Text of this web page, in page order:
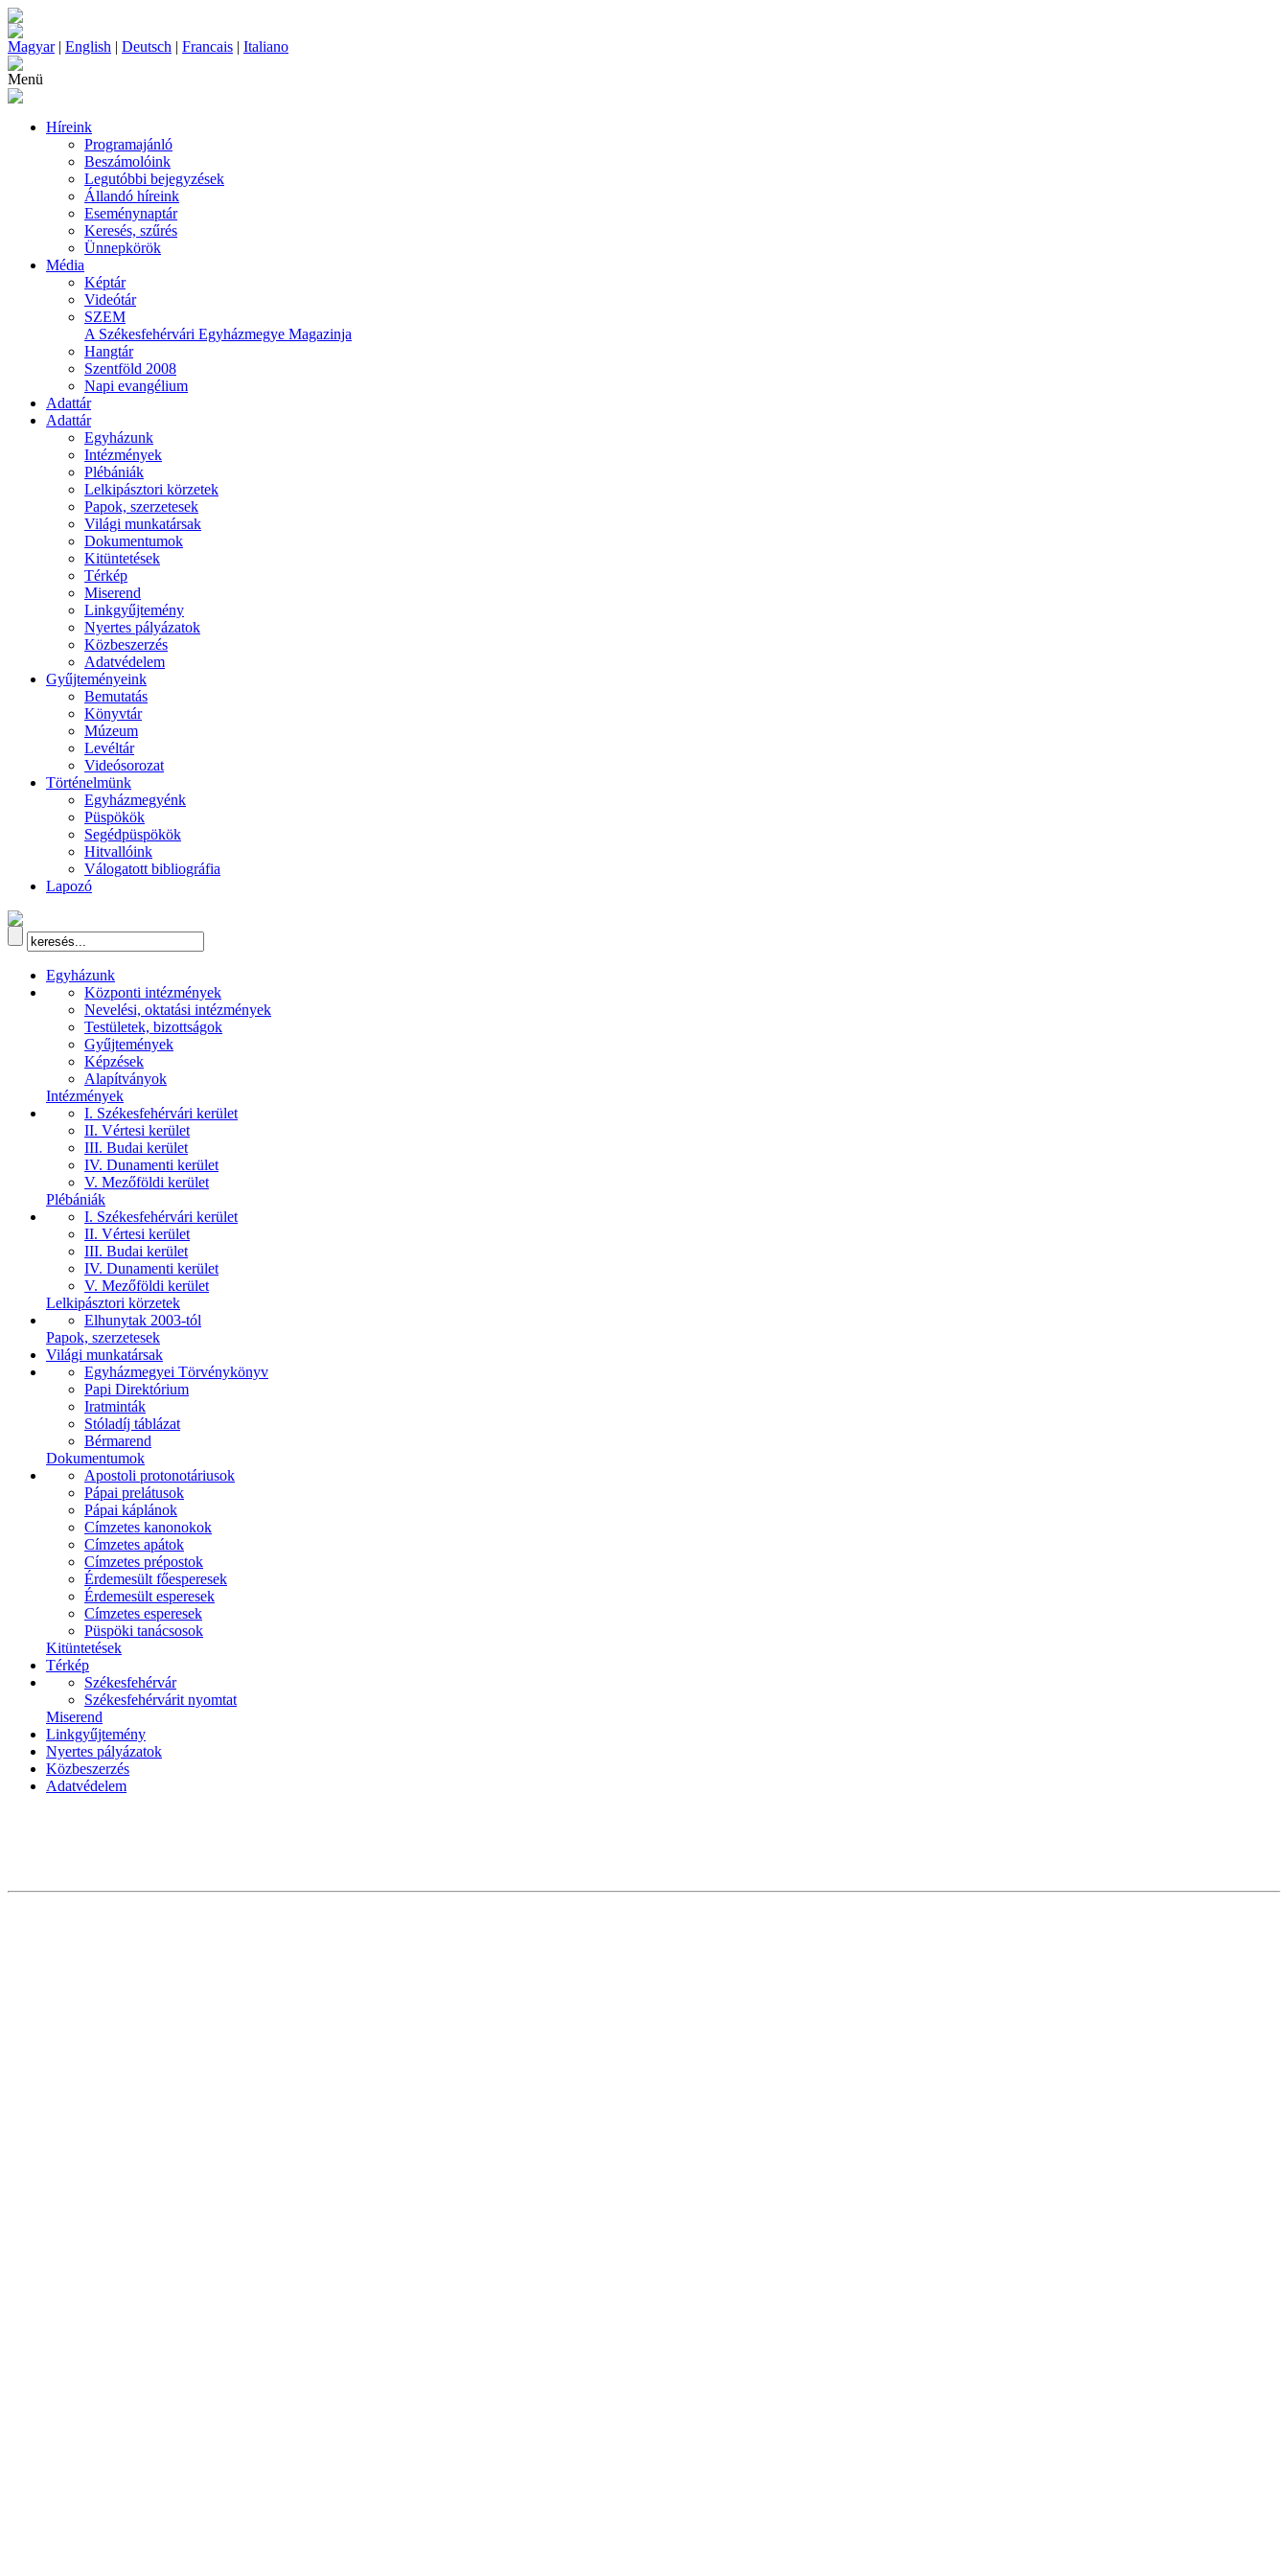
Magyar| English | Deutsch | Francais | Italiano
Menü
Híreink
Programajánló
Beszámolóink
Legutóbbi bejegyzések
Állandó híreink
Eseménynaptár
Keresés, szűrés
Ünnepkörök
Média
Képtár
Videótár
SZEM
A Székesfehérvári Egyházmegye Magazinja
Hangtár
Szentföld 2008
Napi evangélium
Adattár
Adattár
Egyházunk
Intézmények
Plébániák
Lelkipásztori körzetek
Papok, szerzetesek
Világi munkatársak
Dokumentumok
Kitüntetések
Térkép
Miserend
Linkgyűjtemény
Nyertes pályázatok
Közbeszerzés
Adatvédelem
Gyűjteményeink
Bemutatás
Könyvtár
Múzeum
Levéltár
Videósorozat
Történelmünk
Egyházmegyénk
Püspökök
Segédpüspökök
Hitvallóink
Válogatott bibliográfia
Lapozó
Egyházunk
Központi intézmények
Nevelési, oktatási intézmények
Testületek, bizottságok
Gyűjtemények
Képzések
Alapítványok
Intézmények
I. Székesfehérvári kerület
II. Vértesi kerület
III. Budai kerület
IV. Dunamenti kerület
V. Mezőföldi kerület
Plébániák
I. Székesfehérvári kerület
II. Vértesi kerület
III. Budai kerület
IV. Dunamenti kerület
V. Mezőföldi kerület
Lelkipásztori körzetek
Elhunytak 2003-tól
Papok, szerzetesek
Világi munkatársak
Egyházmegyei Törvénykönyv
Papi Direktórium
Iratminták
Stóladíj táblázat
Bérmarend
Dokumentumok
Apostoli protonotáriusok
Pápai prelátusok
Pápai káplánok
Címzetes kanonokok
Címzetes apátok
Címzetes prépostok
Érdemesült főesperesek
Érdemesült esperesek
Címzetes esperesek
Püspöki tanácsosok
Kitüntetések
Térkép
Székesfehérvár
Székesfehérvárit nyomtat
Miserend
Linkgyűjtemény
Nyertes pályázatok
Közbeszerzés
Adatvédelem